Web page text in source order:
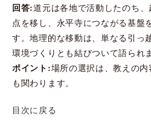
回答:道元は各地で活動したのち
点を移し、永平寺につながる基盤
す。地理的な移動は、単なる引っ
環境づくりとも結びついて語られ
ポイント:場所の選択は、教えの
も関わります。
目次に戻る